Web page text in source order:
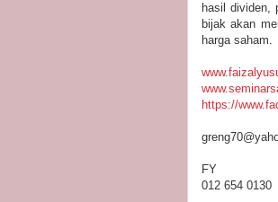
hasil dividen,
bijak akan
harga saham.
https://
FY
012 654 0130